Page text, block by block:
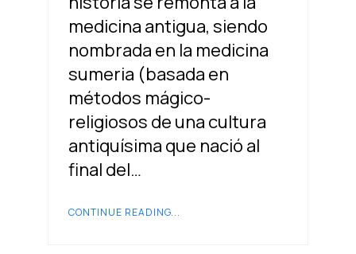
medicina antigua, siendo
nombrada en la medicina
sumeria (basada en
métodos mágico-
religiosos de una cultura
antiquísima que nació al
final del…
CONTINUE READING...